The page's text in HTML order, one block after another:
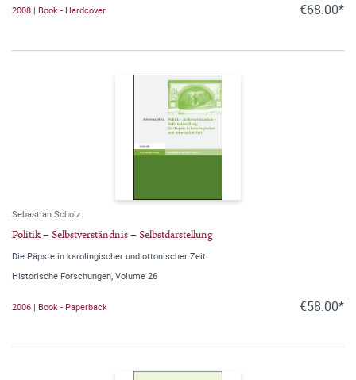
2008 | Book - Hardcover €68.00*
Sebastian Scholz
Politik – Selbstverständnis – Selbstdarstellung
Die Päpste in karolingischer und ottonischer Zeit
Historische Forschungen, Volume 26
2006 | Book - Paperback €58.00*